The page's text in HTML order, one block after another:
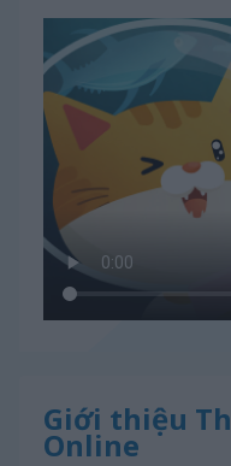
Giới thiệu
Online